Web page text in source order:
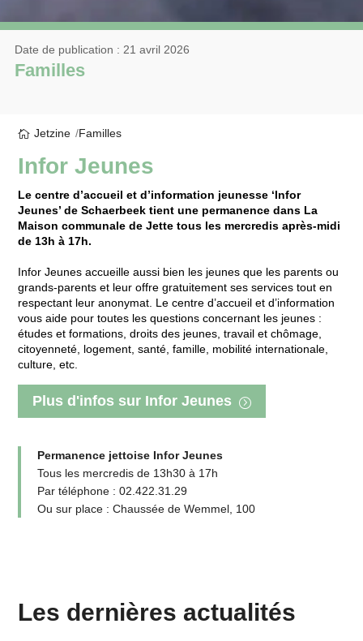
Familles
Date de publication : 21 avril 2026
Jetzine Familles
Infor Jeunes
Le centre d’accueil et d’information jeunesse ‘Infor
Jeunes’ de Schaerbeek tient une permanence dans La
Maison communale de Jette tous les mercredis après-midi
de 13h à 17h.
Infor Jeunes accueille aussi bien les jeunes que les parents ou
grands-parents et leur offre gratuitement ses services tout en
respectant leur anonymat. Le centre d’accueil et d’information
vous aide pour toutes les questions concernant les jeunes :
études et formations, droits des jeunes, travail et chômage,
citoyenneté, logement, santé, famille, mobilité internationale,
culture, etc.
Plus d'infos sur Infor Jeunes
Permanence jettoise Infor Jeunes
Tous les mercredis de 13h30 à 17h
Par téléphone : 02.422.31.29
Ou sur place : Chaussée de Wemmel, 100
Les dernières actualités